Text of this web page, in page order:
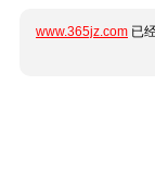
www.365jz.com 已